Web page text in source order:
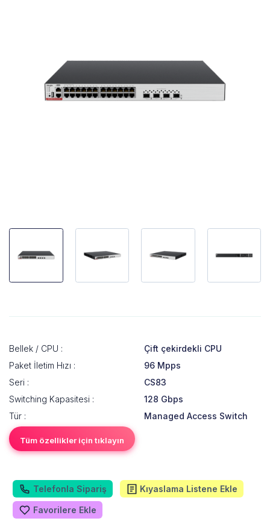
Bellek / CPU :
Çift çekirdekli CPU
Paket İletim Hızı :
96 Mpps
Seri :
CS83
Switching Kapasitesi :
128 Gbps
Tür :
Managed Access Switch
Tüm özellikler için tıklayın
Telefonla Sipariş Kıyaslama Listene Ekle
Favorilere Ekle